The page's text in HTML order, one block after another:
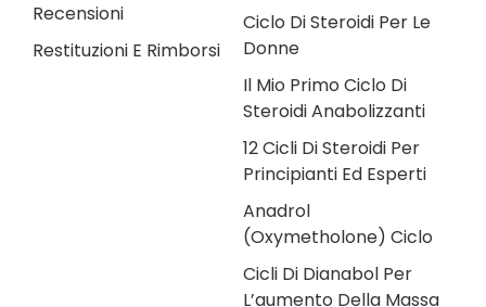
Recensioni
Restituzioni E Rimborsi
Ciclo Di Steroidi Per Le
Donne
Il Mio Primo Ciclo Di
Steroidi Anabolizzanti
12 Cicli Di Steroidi Per
Principianti Ed Esperti
Anadrol
(Oxymetholone) Ciclo
Cicli Di Dianabol Per
L’aumento Della Massa